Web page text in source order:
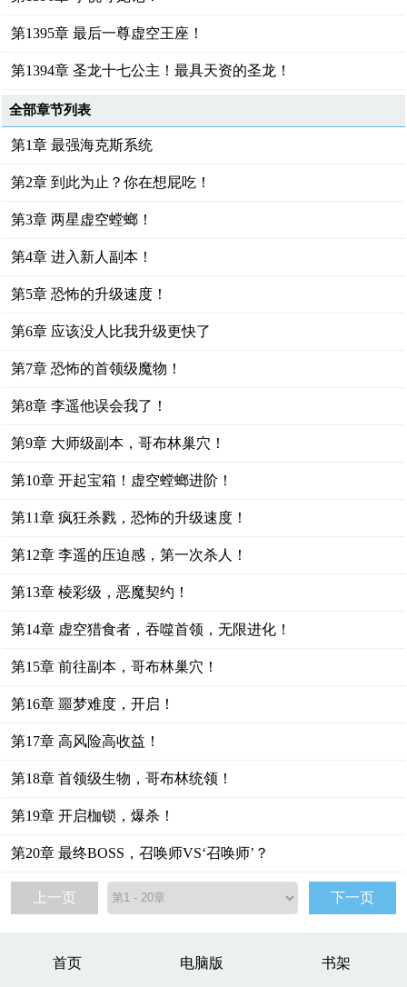
第1395章 最后一尊虚空王座！
第1394章 圣龙十七公主！最具天资的圣龙！
全部章节列表
第1章 最强海克斯系统
第2章 到此为止？你在想屁吃！
第3章 两星虚空螳螂！
第4章 进入新人副本！
第5章 恐怖的升级速度！
第6章 应该没人比我升级更快了
第7章 恐怖的首领级魔物！
第8章 李遥他误会我了！
第9章 大师级副本，哥布林巢穴！
第10章 开起宝箱！虚空螳螂进阶！
第11章 疯狂杀戮，恐怖的升级速度！
第12章 李遥的压迫感，第一次杀人！
第13章 棱彩级，恶魔契约！
第14章 虚空猎食者，吞噬首领，无限进化！
第15章 前往副本，哥布林巢穴！
第16章 噩梦难度，开启！
第17章 高风险高收益！
第18章 首领级生物，哥布林统领！
第19章 开启枷锁，爆杀！
第20章 最终BOSS，召唤师VS‘召唤师’？
上一页 下一页
首页 电脑版 书架